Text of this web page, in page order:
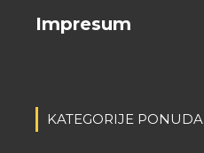
Impresum
KATEGORIJE PONUDA